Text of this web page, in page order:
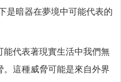
是暗器在夢境中可能代表的
能代表著現實生活中我們無
。這種威脅可能是來自外界